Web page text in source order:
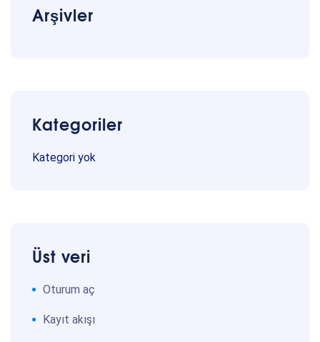
Arşivler
Kategoriler
Kategori yok
Üst veri
Oturum aç
Kayıt akışı